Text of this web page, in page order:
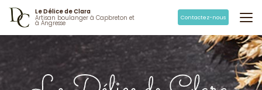
Aller
contenu
principal
Le Délice de Clara
Artisan boulanger à Capbreton et
à Angresse
Contactez-nous